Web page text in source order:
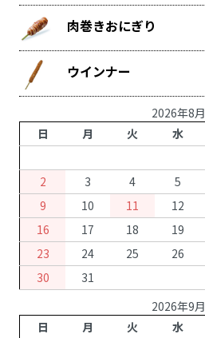
肉巻きおにぎり
ウインナー
2026年8月
日
月 火 水
2
3 4 5
9
10 11 12
16
17 18 19
23
24 25 26
30
31
2026年9月
日
月 火 水